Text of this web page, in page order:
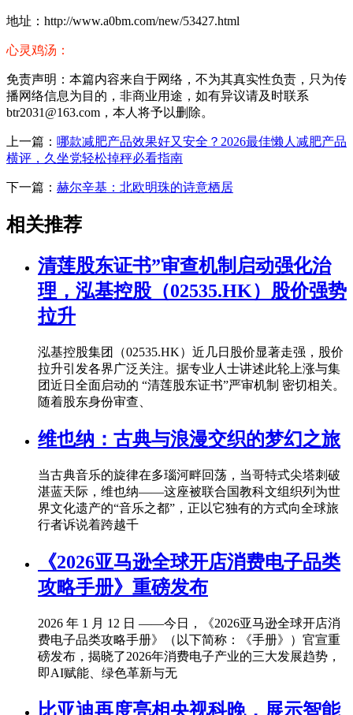
地址：http://www.a0bm.com/new/53427.html
心灵鸡汤：
免责声明：本篇内容来自于网络，不为其真实性负责，只为传
播网络信息为目的，非商业用途，如有异议请及时联系
btr2031@163.com，本人将予以删除。
上一篇： 哪款减肥产品效果好又安全？2026最佳懒人减肥产品
横评，久坐党轻松掉秤必看指南
下一篇： 赫尔辛基：北欧明珠的诗意栖居
相关推荐
清莲股东证书”审查机制启动强化治
理，泓基控股（02535.HK）股价强势
拉升
泓基控股集团（02535.HK）近几日股价显著走强，股价
拉升引发各界广泛关注。据专业人士讲述此轮上涨与集
团近日全面启动的 “清莲股东证书”严审机制 密切相关。
随着股东身份审查、
维也纳：古典与浪漫交织的梦幻之旅
当古典音乐的旋律在多瑙河畔回荡，当哥特式尖塔刺破
湛蓝天际，维也纳——这座被联合国教科文组织列为世
界文化遗产的“音乐之都”，正以它独有的方式向全球旅
行者诉说着跨越千
《2026亚马逊全球开店消费电子品类
攻略手册》重磅发布
2026 年 1 月 12 日 ——今日，《2026亚马逊全球开店消
费电子品类攻略手册》（以下简称：《手册》）官宣重
磅发布，揭晓了2026年消费电子产业的三大发展趋势，
即AI赋能、绿色革新与无
比亚迪再度亮相央视科晚，展示智能